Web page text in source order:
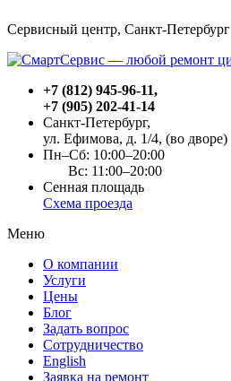
Сервисный центр, Cанкт-Петербург
+7 (812) 945-96-11,
+7 (905) 202-41-14
Санкт-Петербург,
ул. Ефимова, д. 1/4, (во дворе)
Пн–Сб: 10:00–20:00
Вс: 11:00–20:00
Сенная площадь
Схема проезда
Меню
О компании
Услуги
Цены
Блог
Задать вопрос
Сотрудничество
English
Заявка на ремонт